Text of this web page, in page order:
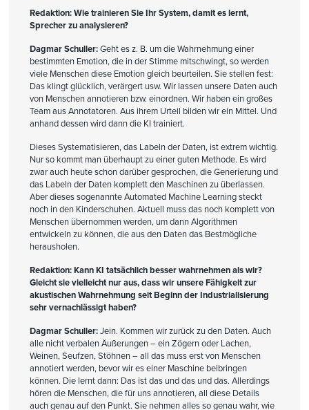
Redaktion: Wie trainieren Sie Ihr System, damit es lernt,
Sprecher zu analysieren?
Dagmar Schuller:Geht es z. B. um die Wahrnehmung einer
bestimmten Emotion, die in der Stimme mitschwingt, so werden
viele Menschen diese Emotion gleich beurteilen. Sie stellen fest:
Das klingt glücklich, verärgert usw. Wir lassen unsere Daten auch
von Menschen annotieren bzw. einordnen. Wir haben ein großes
Team aus Annotatoren. Aus ihrem Urteil bilden wir ein Mittel. Und
anhand dessen wird dann die KI trainiert.
Dieses Systematisieren, das Labeln der Daten, ist extrem wichtig.
Nur so kommt man überhaupt zu einer guten Methode. Es wird
zwar auch heute schon darüber gesprochen, die Generierung und
das Labeln der Daten komplett den Maschinen zu überlassen.
Aber dieses sogenannte Automated Machine Learning steckt
noch in den Kinderschuhen. Aktuell muss das noch komplett von
Menschen übernommen werden, um dann Algorithmen
entwickeln zu können, die aus den Daten das Bestmögliche
herausholen.
Redaktion: Kann KI tatsächlich besser wahrnehmen als wir?
Gleicht sie vielleicht nur aus, dass wir unsere Fähigkeit zur
akustischen Wahrnehmung seit Beginn der Industrialisierung
sehr vernachlässigt haben?
Dagmar Schuller:Jein. Kommen wir zurück zu den Daten. Auch
alle nicht verbalen Äußerungen – ein Zögern oder Lachen,
Weinen, Seufzen, Stöhnen – all das muss erst von Menschen
annotiert werden, bevor wir es einer Maschine beibringen
können. Die lernt dann: Das ist das und das und das. Allerdings
hören die Menschen, die für uns annotieren, all diese Details
auch genau auf den Punkt. Sie nehmen alles so genau wahr, wie